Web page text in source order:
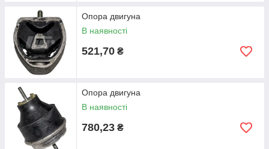
Опора двигуна
В наявності
521,70 ₴
Опора двигуна
В наявності
780,23 ₴